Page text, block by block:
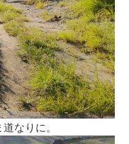
なりに。